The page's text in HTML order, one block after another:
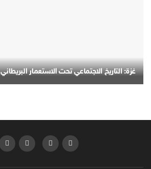
غزة: التاريخ الاجتماعي تحت الاستعمار البريطاني